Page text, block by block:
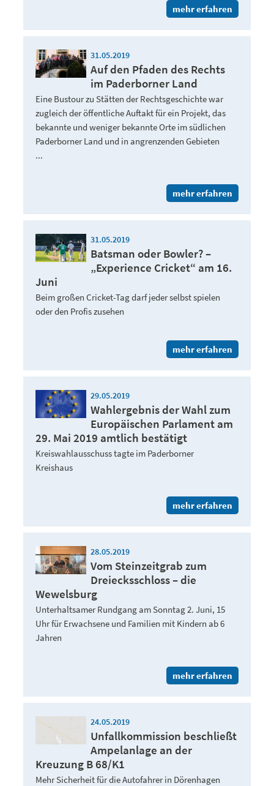
mehr erfahren
31.05.2019
Auf den Pfaden des Rechts
im Paderborner Land
Eine Bustour zu Stätten der Rechtsgeschichte war
zugleich der öffentliche Auftakt für ein Projekt, das
bekannte und weniger bekannte Orte im südlichen
Paderborner Land und in angrenzenden Gebieten
...
mehr erfahren
31.05.2019
Batsman oder Bowler? –
„Experience Cricket“ am 16.
Juni
Beim großen Cricket-Tag darf jeder selbst spielen
oder den Profis zusehen
mehr erfahren
29.05.2019
Wahlergebnis der Wahl zum
Europäischen Parlament am
29. Mai 2019 amtlich bestätigt
Kreiswahlausschuss tagte im Paderborner
Kreishaus
mehr erfahren
28.05.2019
Vom Steinzeitgrab zum
Dreiecksschloss – die
Wewelsburg
Unterhaltsamer Rundgang am Sonntag 2. Juni, 15
Uhr für Erwachsene und Familien mit Kindern ab 6
Jahren
mehr erfahren
24.05.2019
Unfallkommission beschließt
Ampelanlage an der
Kreuzung B 68/K1
Mehr Sicherheit für die Autofahrer in Dörenhagen